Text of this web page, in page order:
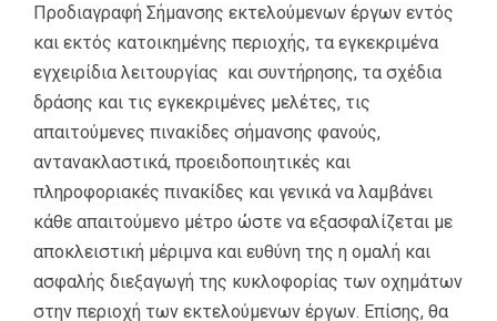
Προδιαγραφή Σήμανσης εκτελούμενων έργων εντός
και εκτός κατοικημένης περιοχής, τα εγκεκριμένα
εγχειρίδια λειτουργίας και συντήρησης, τα σχέδια
δράσης και τις εγκεκριμένες μελέτες, τις
απαιτούμενες πινακίδες σήμανσης φανούς,
αντανακλαστικά, προειδοποιητικές και
πληροφοριακές πινακίδες και γενικά να λαμβάνει
κάθε απαιτούμενο μέτρο ώστε να εξασφαλίζεται με
αποκλειστική μέριμνα και ευθύνη της η ομαλή και
ασφαλής διεξαγωγή της κυκλοφορίας των οχημάτων
στην περιοχή των εκτελούμενων έργων. Επίσης, θα